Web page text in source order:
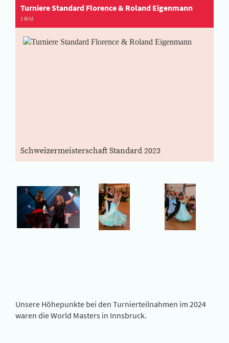
Turniere Standard Florence & Roland Eigenmann
1 Bild
Schweizermeisterschaft Standard 2023
Unsere Höhepunkte bei den Turnierteilnahmen im 2024
waren die World Masters in Innsbruck.